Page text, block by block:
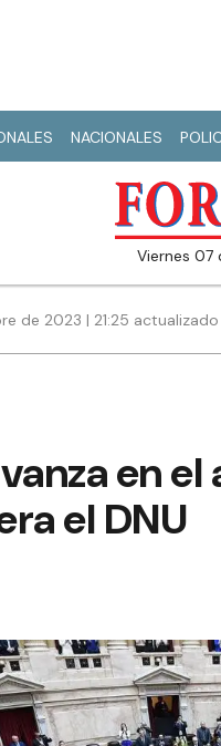
NACIONALES
viernes
de 2023 | 21:25
en
el DNU